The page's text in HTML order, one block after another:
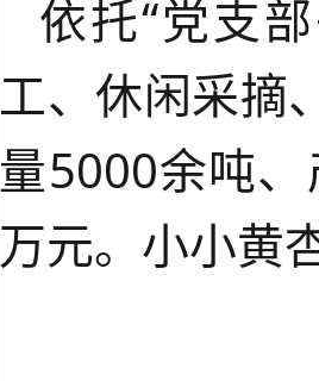
依托“党支部
工、休闲采摘
量5000余吨
万元。小小黄